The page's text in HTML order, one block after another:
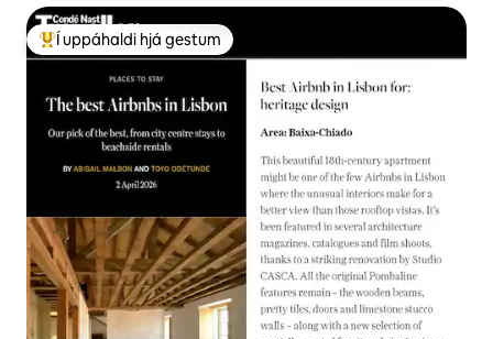
Í mestu uppáhaldi hjá gestum
Í uppáhaldi hjá gestum